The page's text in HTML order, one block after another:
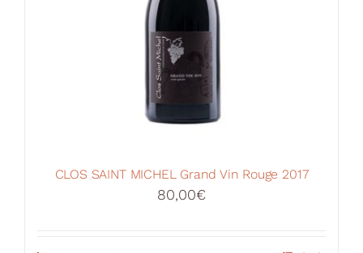
CLOS SAINT MICHEL Grand Vin Rouge 2017
80,00€